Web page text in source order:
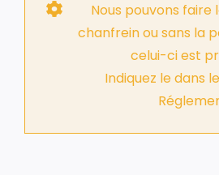
Nous pouvons faire
chanfrein ou sans la
celui-ci est
Indiquez le dans